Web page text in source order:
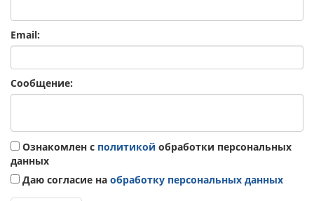
Email:
Сообщение:
Ознакомлен с политикой обработки персональных
данных
Даю согласие на обработку персональных данных